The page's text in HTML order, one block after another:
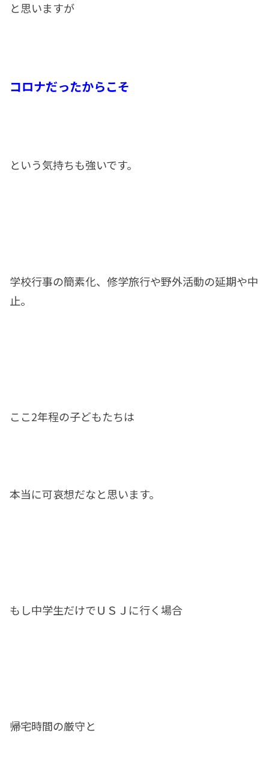
と思いますが
コロナだったからこそ
という気持ちも強いです。
学校行事の簡素化、修学旅行や野外活動の延期や中
止。
ここ2年程の子どもたちは
本当に可哀想だなと思います。
もし中学生だけでＵＳＪに行く場合
帰宅時間の厳守と